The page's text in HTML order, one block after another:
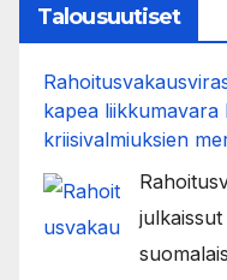
Talousuutiset
kapea
kriisivalmiuksien